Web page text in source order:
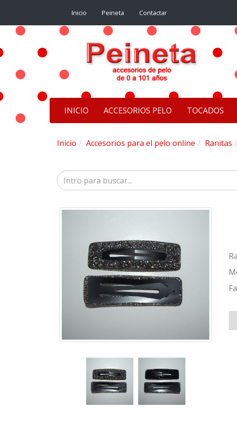
Inicio Peineta Contactar
INICIO ACCESORIOS PELO TOCADOS
Inicio Accesorios para el pelo online Ranitas